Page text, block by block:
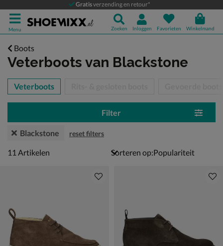
Gratisverzending en retour*
Menu Zoeken Inloggen Favorieten Winkelmand
Boots
Veterboots van Blackstone
over
Veterboots
Filter
Blackstone reset filters
11 artikelen
11 Artikelen Sorteren op: